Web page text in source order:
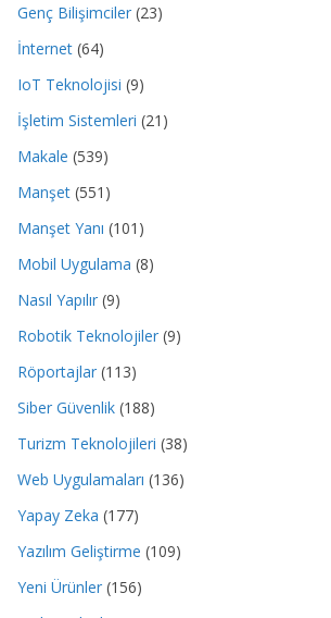
Genç Bilişimciler (23)
İnternet (64)
IoT Teknolojisi (9)
İşletim Sistemleri (21)
Makale (539)
Manşet (551)
Manşet Yanı (101)
Mobil Uygulama (8)
Nasıl Yapılır (9)
Robotik Teknolojiler (9)
Röportajlar (113)
Siber Güvenlik (188)
Turizm Teknolojileri (38)
Web Uygulamaları (136)
Yapay Zeka (177)
Yazılım Geliştirme (109)
Yeni Ürünler (156)